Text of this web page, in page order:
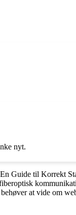
nyt.
Guide til Korrekt
at vide om